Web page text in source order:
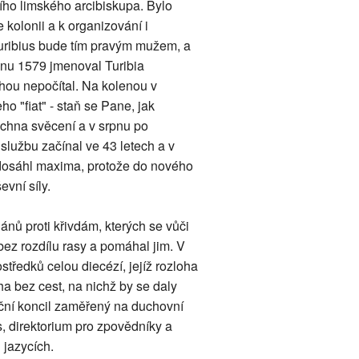
limského arcibiskupa. Bylo
kolonii a k organizování i
bude tím pravým mužem, a
1579 jmenoval Turibia
nepočítal. Na kolenou v
"fiat" - staň se Pane, jak
svěcení a v srpnu po
začínal ve 43 letech a v
maxima, protože do nového
síly.
proti křivdám, kterých se vůči
rozdílu rasy a pomáhal jim. V
celou diecézí, jejíž rozloha
bez cest, na nichž by se daly
koncil zaměřený na duchovní
direktorium pro zpovědníky a